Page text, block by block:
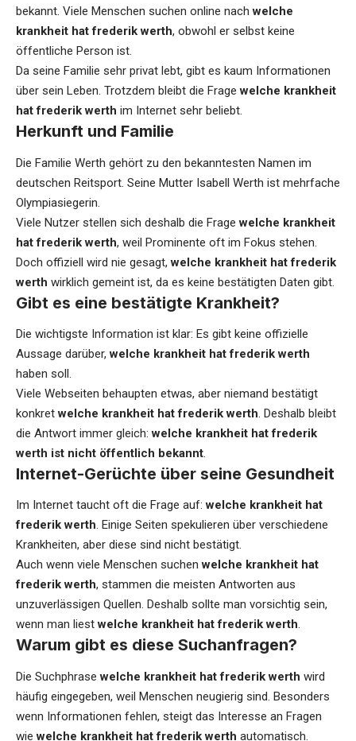
bekannt. Viele Menschen suchen online nachwelche
krankheit hat frederik werth, obwohl er selbst keine
öffentliche Person ist.
Da seine Familie sehr privat lebt, gibt es kaum Informationen
über sein Leben. Trotzdem bleibt die Fragewelche krankheit
hat frederik werth im Internet sehr beliebt.
Herkunft und Familie
Die Familie Werth gehört zu den bekanntesten Namen im
deutschen Reitsport. Seine Mutter Isabell Werth ist mehrfache
Olympiasiegerin.
Viele Nutzer stellen sich deshalb die Fragewelche krankheit
hat frederik werth, weil Prominente oft im Fokus stehen.
Doch offiziell wird nie gesagt,welche krankheit hat frederik
werth wirklich gemeint ist, da es keine bestätigten Daten gibt.
Gibt es eine bestätigte Krankheit?
Die wichtigste Information ist klar: Es gibt keine offizielle
Aussage darüber,welche krankheit hat frederik werth
haben soll.
Viele Webseiten behaupten etwas, aber niemand bestätigt
konkretwelche krankheit hat frederik werth. Deshalb bleibt
die Antwort immer gleich:welche krankheit hat frederik
werth ist nicht öffentlich bekannt.
Internet-Gerüchte über seine Gesundheit
Im Internet taucht oft die Frage auf:welche krankheit hat
frederik werth. Einige Seiten spekulieren über verschiedene
Krankheiten, aber diese sind nicht bestätigt.
Auch wenn viele Menschen suchenwelche krankheit hat
frederik werth, stammen die meisten Antworten aus
unzuverlässigen Quellen. Deshalb sollte man vorsichtig sein,
wenn man liestwelche krankheit hat frederik werth.
Warum gibt es diese Suchanfragen?
Die Suchphrasewelche krankheit hat frederik werth wird
häufig eingegeben, weil Menschen neugierig sind. Besonders
wenn Informationen fehlen, steigt das Interesse an Fragen
wiewelche krankheit hat frederik werth automatisch.